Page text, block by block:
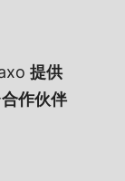
提供
作伙伴